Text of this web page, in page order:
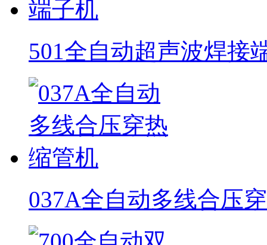
501全自动超声波焊接
037A全自动多线合压